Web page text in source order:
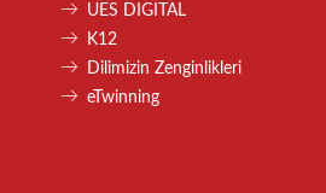
UES DIGITAL
K12
Dilimizin Zenginlikleri
eTwinning